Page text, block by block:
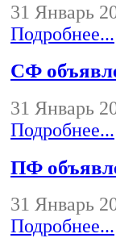
31 Январь
Подробнее...
СФ
31 Январь
Подробнее...
ПФ
31 Январь
Подробнее...